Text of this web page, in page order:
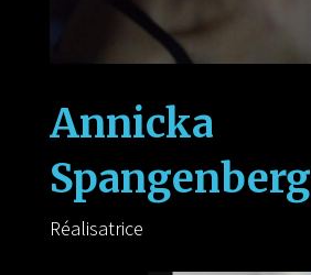
Annicka
Spangenberg
Réalisatrice